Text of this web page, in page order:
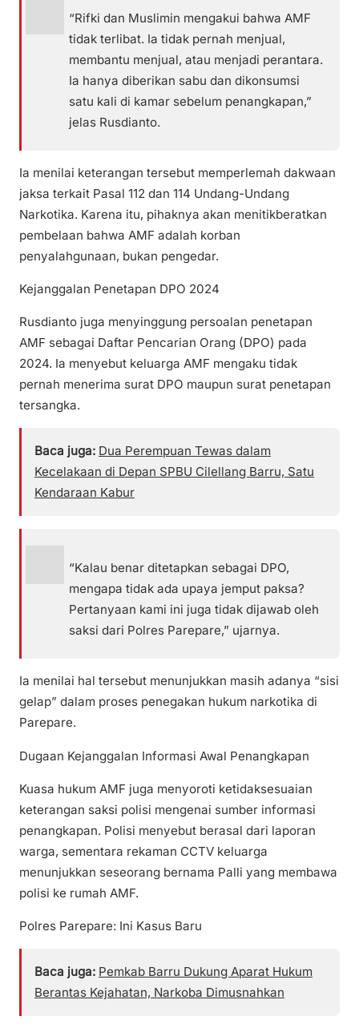
“Rifki dan Muslimin mengakui bahwa AMF
tidak terlibat. Ia tidak pernah menjual,
membantu menjual, atau menjadi perantara.
Ia hanya diberikan sabu dan dikonsumsi
satu kali di kamar sebelum penangkapan,”
jelas Rusdianto.
Ia menilai keterangan tersebut memperlemah dakwaan
jaksa terkait Pasal 112 dan 114 Undang-Undang
Narkotika. Karena itu, pihaknya akan menitikberatkan
pembelaan bahwa AMF adalah korban
penyalahgunaan, bukan pengedar.
Kejanggalan Penetapan DPO 2024
Rusdianto juga menyinggung persoalan penetapan
AMF sebagai Daftar Pencarian Orang (DPO) pada
2024. Ia menyebut keluarga AMF mengaku tidak
pernah menerima surat DPO maupun surat penetapan
tersangka.
Baca juga: Dua Perempuan Tewas dalam
Kecelakaan di Depan SPBU Cilellang Barru, Satu
Kendaraan Kabur
“Kalau benar ditetapkan sebagai DPO,
mengapa tidak ada upaya jemput paksa?
Pertanyaan kami ini juga tidak dijawab oleh
saksi dari Polres Parepare,” ujarnya.
Ia menilai hal tersebut menunjukkan masih adanya “sisi
gelap” dalam proses penegakan hukum narkotika di
Parepare.
Dugaan Kejanggalan Informasi Awal Penangkapan
Kuasa hukum AMF juga menyoroti ketidaksesuaian
keterangan saksi polisi mengenai sumber informasi
penangkapan. Polisi menyebut berasal dari laporan
warga, sementara rekaman CCTV keluarga
menunjukkan seseorang bernama Palli yang membawa
polisi ke rumah AMF.
Polres Parepare: Ini Kasus Baru
Baca juga: Pemkab Barru Dukung Aparat Hukum
Berantas Kejahatan, Narkoba Dimusnahkan